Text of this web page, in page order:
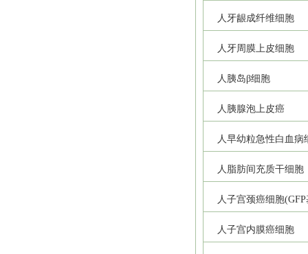
人牙龈成纤维细胞
人牙周膜上皮细胞
人胰岛β细胞
人胰腺泡上皮癌
人早幼粒急性白血病
人脂肪间充质干细胞
人子宫颈癌细胞
人子宫内膜癌细胞